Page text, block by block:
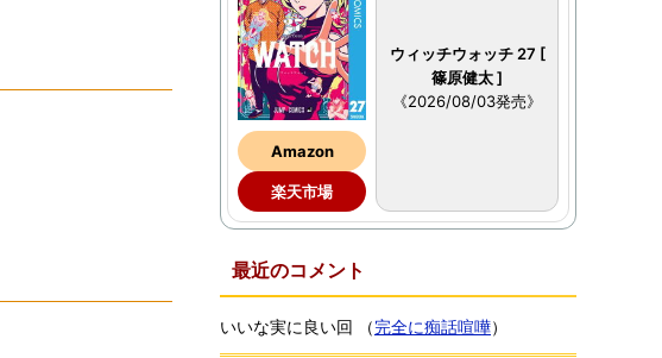
Amazon
楽天市場
ウィッチウォッチ 27 [
篠原健太 ]
《2026/08/03発売》
最近のコメント
いいな実に良い回 （完全に痴話喧嘩）